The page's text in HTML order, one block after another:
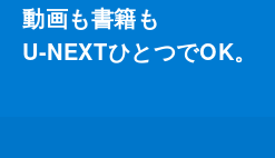
動画も書籍も
U-NEXTひとつでOK。